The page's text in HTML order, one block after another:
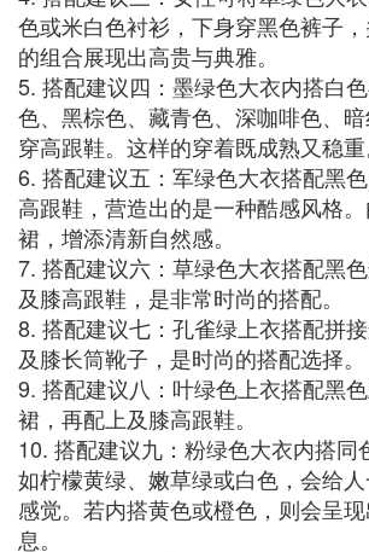
色或米白色衬衫，下身穿黑色裤子
的组合展现出高贵与典雅。
5. 搭配建议四：墨绿色大衣内搭白
色、黑棕色、藏青色、深咖啡色、
穿高跟鞋。这样的穿着既成熟又稳重
6. 搭配建议五：军绿色大衣搭配黑
高跟鞋，营造出的是一种酷感风格
裙，增添清新自然感。
7. 搭配建议六：草绿色大衣搭配黑
及膝高跟鞋，是非常时尚的搭配。
8. 搭配建议七：孔雀绿上衣搭配拼
及膝长筒靴子，是时尚的搭配选择。
9. 搭配建议八：叶绿色上衣搭配黑
裙，再配上及膝高跟鞋。
10. 搭配建议九：粉绿色大衣内搭同
如柠檬黄绿、嫩草绿或白色，会给
感觉。若内搭黄色或橙色，则会呈
息。